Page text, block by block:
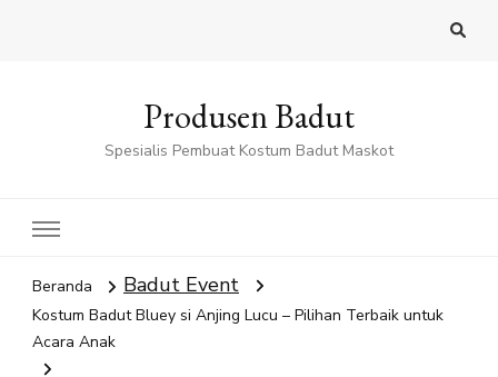
Produsen Badut
Spesialis Pembuat Kostum Badut Maskot
Beranda Badut Event
Kostum Badut Bluey si Anjing Lucu – Pilihan Terbaik untuk
Acara Anak